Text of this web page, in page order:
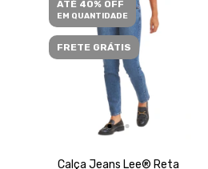
ATÉ 40% OFF
EM QUANTIDADE
FRETE GRÁTIS
Calça Jeans Lee® Reta